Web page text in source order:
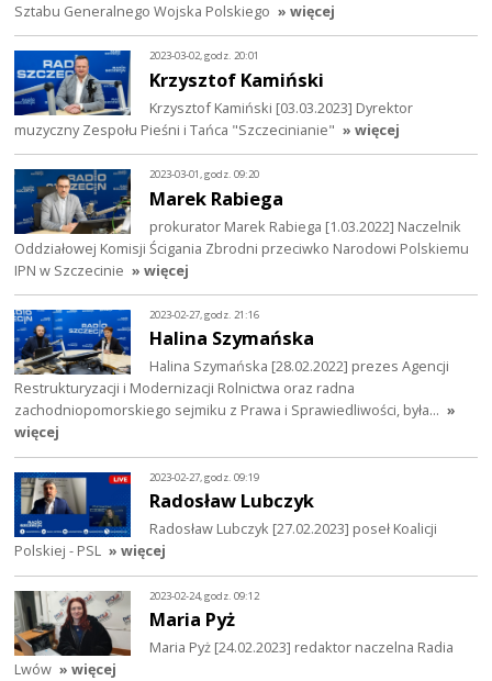
Sztabu Generalnego Wojska Polskiego » więcej
2023-03-02, godz. 20:01
Krzysztof Kamiński
Krzysztof Kamiński [03.03.2023] Dyrektor
muzyczny Zespołu Pieśni i Tańca "Szczecinianie" » więcej
2023-03-01, godz. 09:20
Marek Rabiega
prokurator Marek Rabiega [1.03.2022] Naczelnik
Oddziałowej Komisji Ścigania Zbrodni przeciwko Narodowi Polskiemu
IPN w Szczecinie » więcej
2023-02-27, godz. 21:16
Halina Szymańska
Halina Szymańska [28.02.2022] prezes Agencji
Restrukturyzacji i Modernizacji Rolnictwa oraz radna
zachodniopomorskiego sejmiku z Prawa i Sprawiedliwości, była… »
więcej
2023-02-27, godz. 09:19
Radosław Lubczyk
Radosław Lubczyk [27.02.2023] poseł Koalicji
Polskiej - PSL » więcej
2023-02-24, godz. 09:12
Maria Pyż
Maria Pyż [24.02.2023] redaktor naczelna Radia
Lwów » więcej